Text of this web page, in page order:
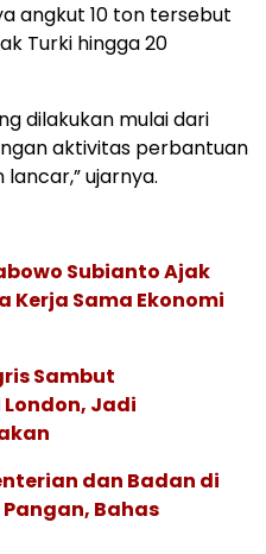
angkut 10 ton tersebut
Turki hingga 20
dilakukan mulai dari
aktivitas perbantuan
ujarnya.
Subianto Ajak
Sama Ekonomi
Sambut
Jadi
dan Badan di
Bahas